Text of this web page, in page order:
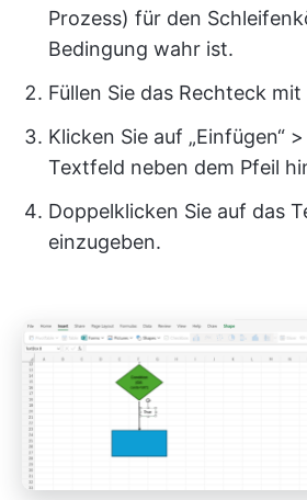
Prozess) für den
Bedingung wahr ist.
Füllen Sie das Rechteck
Klicken Sie auf „Einfügen“
Textfeld neben dem Pfeil
Doppelklicken Sie auf das
einzugeben.